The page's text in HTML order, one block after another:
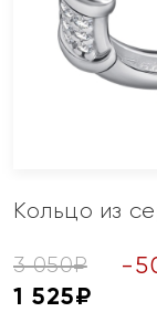
Кольцо из
3 050₽ -
1 525₽